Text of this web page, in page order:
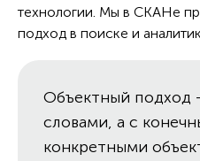
технологии. Мы в СКАНе
подход в поиске и
Объектный подход
словами, а с
конкретными